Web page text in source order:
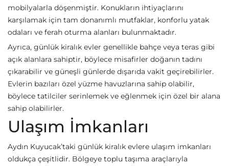
mobilyalarla döşenmiştir. Konukların ihtiyaçlarını
karşılamak için tam donanımlı mutfaklar, konforlu yatak
odaları ve ferah oturma alanları bulunmaktadır.
Ayrıca, günlük kiralık evler genellikle bahçe veya teras gibi
açık alanlara sahiptir, böylece misafirler doğanın tadını
çıkarabilir ve güneşli günlerde dışarıda vakit geçirebilirler.
Evlerin bazıları özel yüzme havuzlarına sahip olabilir,
böylece tatilciler serinlemek ve eğlenmek için özel bir alana
sahip olabilirler.
Ulaşım İmkanları
Aydın Kuyucak’taki günlük kiralık evlere ulaşım imkanları
oldukça çeşitlidir. Bölgeye toplu taşıma araçlarıyla